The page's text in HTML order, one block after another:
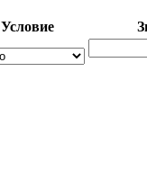
Условие